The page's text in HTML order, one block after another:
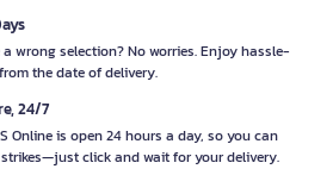
wrong selection? No worries. Enjoy hassle-
the date of delivery.
24/7
Online is open 24 hours a day, so you can
click and wait for your delivery.